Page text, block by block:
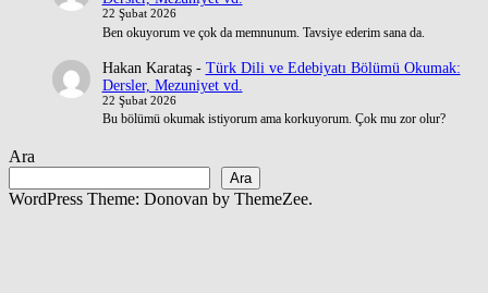
22 Şubat 2026
Ben okuyorum ve çok da memnunum. Tavsiye ederim sana da.
Hakan Karataş- Türk Dili ve Edebiyatı Bölümü Okumak:
Dersler, Mezuniyet vd.
22 Şubat 2026
Bu bölümü okumak istiyorum ama korkuyorum. Çok mu zor olur?
Ara
Ara
WordPress Theme: Donovan by ThemeZee.